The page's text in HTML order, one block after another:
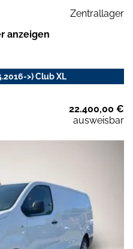
Zentrallager
anzeigen
>) Club XL
22.400,00 €
ausweisbar